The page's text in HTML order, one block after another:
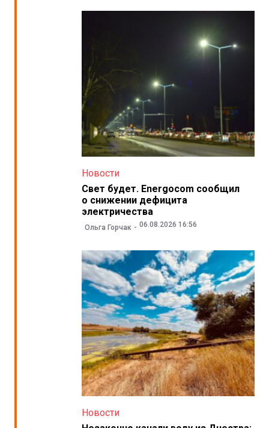
Новости
Свет будет. Energocom сообщил
о снижении дефицита
электричества
Ольга Горчак 06.08.2026 16:56
Новости